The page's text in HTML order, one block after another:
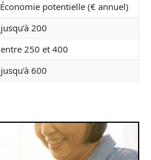
Économie potentielle (€ annuel)
jusqu’à 200
entre 250 et 400
jusqu’à 600